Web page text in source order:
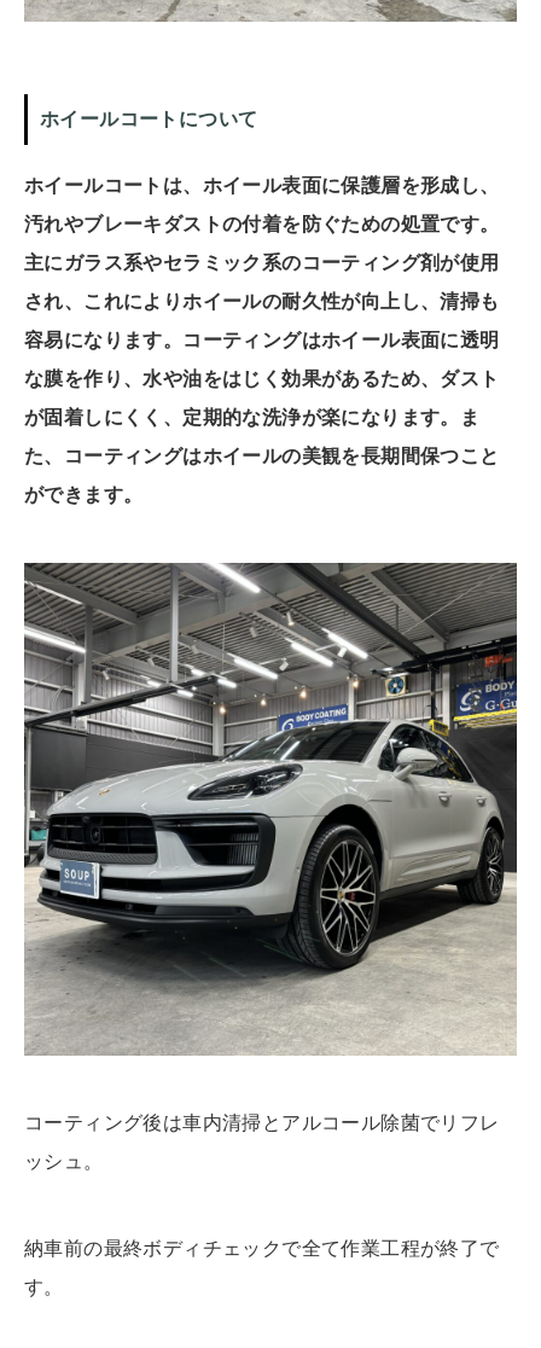
ホイールコートについて
ホイールコートは、ホイール表面に保護層を形成し、
汚れやブレーキダストの付着を防ぐための処置です。
主にガラス系やセラミック系のコーティング剤が使用
され、これによりホイールの耐久性が向上し、清掃も
容易になります。コーティングはホイール表面に透明
な膜を作り、水や油をはじく効果があるため、ダスト
が固着しにくく、定期的な洗浄が楽になります。ま
た、コーティングはホイールの美観を長期間保つこと
ができます。
コーティング後は車内清掃とアルコール除菌でリフレ
ッシュ。
納車前の最終ボディチェックで全て作業工程が終了で
す。